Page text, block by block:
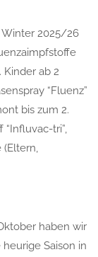
Winter 2025/26
Kinder ab 2
“Fluenz”
bis zum 2.
tri”,
haben wir
Saison in